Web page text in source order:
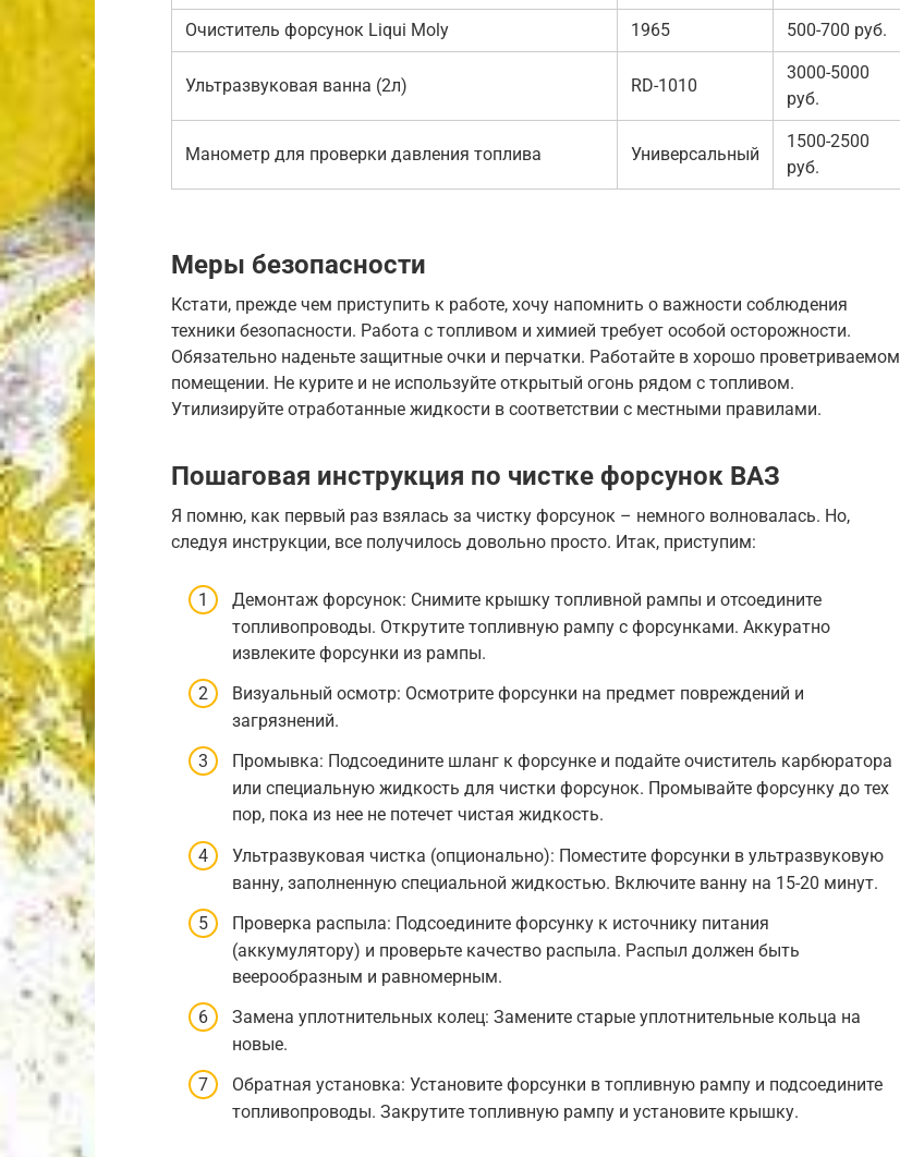
Очиститель форсунок Liqui Moly 1965 500-700 руб.
Ультразвуковая ванна (2л) RD-1010
3000-5000
руб.
Манометр для проверки давления топлива Универсальный
1500-2500
руб.
Меры безопасности
Кстати, прежде чем приступить к работе, хочу напомнить о важности соблюдения
техники безопасности. Работа с топливом и химией требует особой осторожности.
Обязательно наденьте защитные очки и перчатки. Работайте в хорошо проветриваемом
помещении. Не курите и не используйте открытый огонь рядом с топливом.
Утилизируйте отработанные жидкости в соответствии с местными правилами.
Пошаговая инструкция по чистке форсунок ВАЗ
Я помню, как первый раз взялась за чистку форсунок – немного волновалась. Но,
следуя инструкции, все получилось довольно просто. Итак, приступим:
Демонтаж форсунок: Снимите крышку топливной рампы и отсоедините
топливопроводы. Открутите топливную рампу с форсунками. Аккуратно
извлеките форсунки из рампы.
Визуальный осмотр: Осмотрите форсунки на предмет повреждений и
загрязнений.
Промывка: Подсоедините шланг к форсунке и подайте очиститель карбюратора
или специальную жидкость для чистки форсунок. Промывайте форсунку до тех
пор, пока из нее не потечет чистая жидкость.
Ультразвуковая чистка (опционально): Поместите форсунки в ультразвуковую
ванну, заполненную специальной жидкостью. Включите ванну на 15-20 минут.
Проверка распыла: Подсоедините форсунку к источнику питания
(аккумулятору) и проверьте качество распыла. Распыл должен быть
веерообразным и равномерным.
Замена уплотнительных колец: Замените старые уплотнительные кольца на
новые.
Обратная установка: Установите форсунки в топливную рампу и подсоедините
топливопроводы. Закрутите топливную рампу и установите крышку.